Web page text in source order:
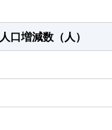
人口増減数（人）